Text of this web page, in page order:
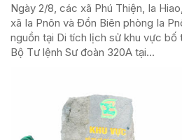
Ngày 2/8, các xã Phú Thiện, Ia
xã Ia Pnôn và Đồn Biên phòng Ia
nguồn tại Di tích lịch sử khu vực bố
Bộ Tư lệnh Sư đoàn 320A tại...